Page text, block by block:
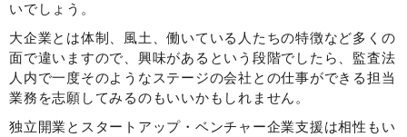
いでしょう。
大企業とは体制、風土、働いている人たちの特徴など多くの
面で違いますので、興味があるという段階でしたら、監査法
人内で一度そのようなステージの会社との仕事ができる担当
業務を志願してみるのもいいかもしれません。
独立開業とスタートアップ・ベンチャー企業支援は相性もい